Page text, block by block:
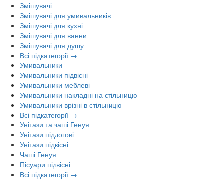
Змішувачі
Змішувачі для умивальників
Змішувачі для кухні
Змішувачі для ванни
Змішувачі для душу
Всі підкатегорії →
Умивальники
Умивальники підвісні
Умивальники меблеві
Умивальники накладні на стільницю
Умивальники врізні в стільницю
Всі підкатегорії →
Унітази та чаші Генуя
Унітази підлогові
Унітази підвісні
Чаші Генуя
Пісуари підвісні
Всі підкатегорії →